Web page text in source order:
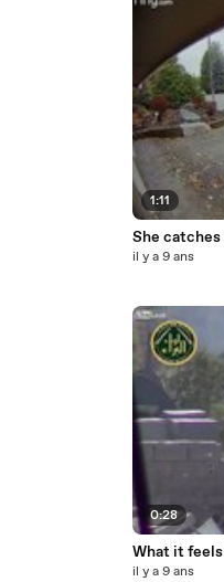
1:11
She
il y a 9 ans
0:28
What it
il y a 9 ans